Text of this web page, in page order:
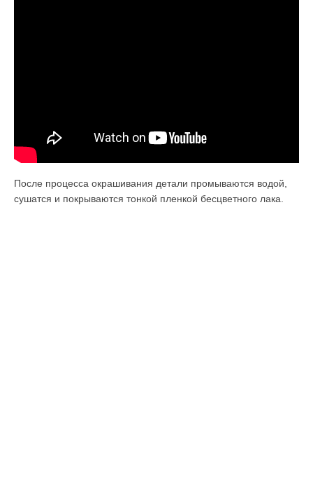
После процесса окрашивания детали промываются водой,
сушатся и покрыва­ются тонкой пленкой бесцветного лака.